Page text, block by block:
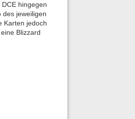
hingegen
des jeweiligen
Karten jedoch
Blizzard